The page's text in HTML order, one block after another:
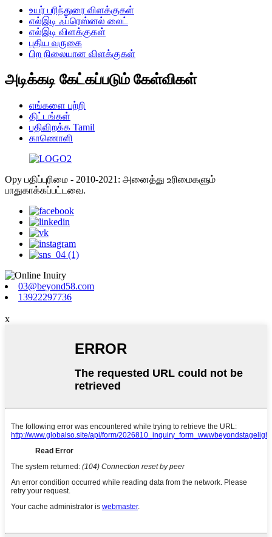
உயர் பரிந்துரை விளக்குகள்
எல்இடி ஃப்ரெஸ்னல் லைட்
எல்இடி விளக்குகள்
புதிய வருகை
பிற நிலையான விளக்குகள்
அடிக்கடி கேட்கப்படும் கேள்விகள்
எங்களை பற்றி
திட்டங்கள்
பதிவிறக்க Tamil
காணொளி
Opy பதிப்புரிமை - 2010-2021: அனைத்து உரிமைகளும்
பாதுகாக்கப்பட்டவை.
03@beyond58.com
13922297736
x